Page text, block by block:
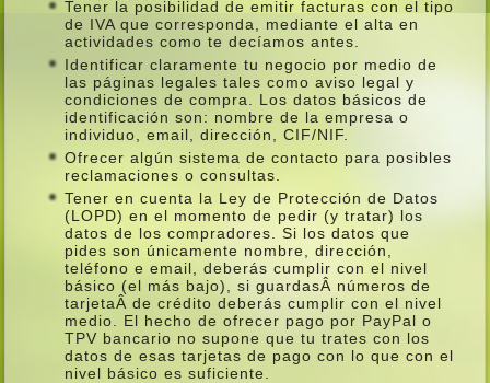
Tener la posibilidad de emitir facturas con el tipo
de IVA que corresponda, mediante el alta en
actividades como te decí­amos antes.
Identificar claramente tu negocio por medio de
las páginas legales tales como aviso legal y
condiciones de compra. Los datos básicos de
identificación son: nombre de la empresa o
individuo, email, dirección, CIF/NIF.
Ofrecer algún sistema de contacto para posibles
reclamaciones o consultas.
Tener en cuenta la Ley de Protección de Datos
(LOPD) en el momento de pedir (y tratar) los
datos de los compradores. Si los datos que
pides son únicamente nombre, dirección,
teléfono e email, deberás cumplir con el nivel
básico (el más bajo), si guardasÂ números de
tarjetaÂ de crédito deberás cumplir con el nivel
medio. El hecho de ofrecer pago por PayPal o
TPV bancario no supone que tu trates con los
datos de esas tarjetas de pago con lo que con el
nivel básico es suficiente.